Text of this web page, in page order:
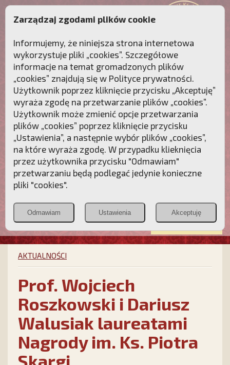
Przebudźmy sumienia Polaków!
Polonia
Christiana
PCh24.pl
Przymierze
POZNAJ APOSTOLAT FATIMY WESPRZYJ
NAS
AKTUALNOŚCI
Prof. Wojciech
Roszkowski i Dariusz
Walusiak laureatami
Nagrody im. Ks. Piotra
Zarządzaj zgodami plików cookie
Informujemy, że niniejsza strona internetowa
wykorzystuje pliki „cookies”. Szczegółowe
informacje na temat gromadzonych plików
„cookies” znajdują się w Polityce prywatności.
Użytkownik poprzez kliknięcie przycisku „Akceptuję”
wyraża zgodę na przetwarzanie plików „cookies”.
Użytkownik może zmienić opcje przetwarzania
plików „cookies” poprzez kliknięcie przycisku
„Ustawienia”, a następnie wybór plików „cookies”,
na które wyraża zgodę. W przypadku klieknięcia
przez użytkownika przycisku "Odmawiam"
przetwarzaniu będą podlegać jedynie konieczne
pliki "cookies".
Odmawiam Ustawienia Akceptuję